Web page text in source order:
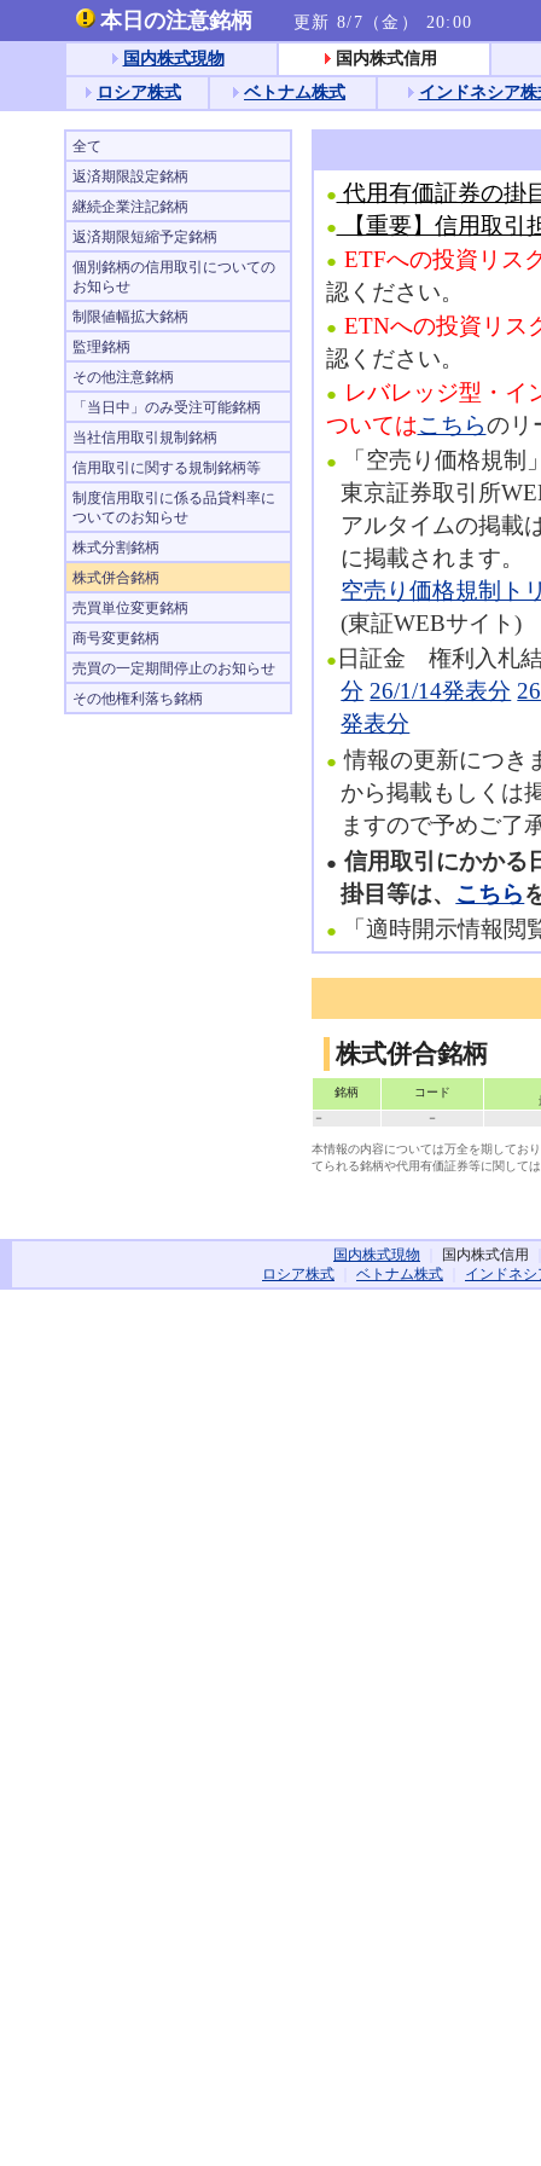
本日の注意銘柄
更新 8/7（金） 20:00
国内株式現物
国内株式信用
ロシア株式
ベトナム株式 インドネシア株
全て
返済期限設定銘柄
継続企業注記銘柄
返済期限短縮予定銘柄
個別銘柄の信用取引についての
お知らせ
制限値幅拡大銘柄
監理銘柄
その他注意銘柄
「当日中」のみ受注可能銘柄
当社信用取引規制銘柄
信用取引に関する規制銘柄等
制度信用取引に係る品貸料率に
ついてのお知らせ
株式分割銘柄
株式併合銘柄
売買単位変更銘柄
商号変更銘柄
売買の一定期間停止のお知らせ
その他権利落ち銘柄
● 代用有価証券の掛
● 【重要】信用取引
● ETFへの投資リス
認ください。
● ETNへの投資リス
認ください。
●
レバレッジ型・イ
ついてはこちらのリ
●
「空売り価格規
東京証券取引所
アルタイムの掲載
に掲載されます。
空売り価格規制ト
(東証WEBサイト)
● 日証金 権利入札
分 26/1/14発表分
発表分
● 情報の更新につき
から掲載もしくは
ますので予めご了
● 信用取引にかかる
掛目等は、 こちら
● 「適時開示情報閲
株式併合銘柄
銘柄 コード
－
－
本情報の内容については万全を期してお
てられる銘柄や代用有価証券等に関して
国内株式現物 国内株式信用
ロシア株式
ベトナム株式 インドネ